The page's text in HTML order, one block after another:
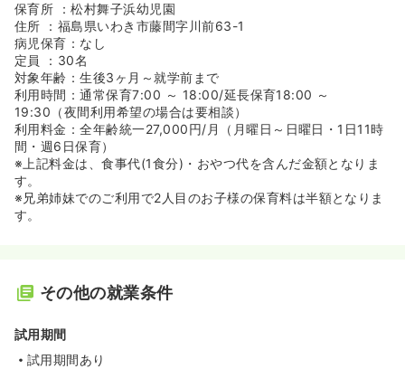
保育所 ：松村舞子浜幼児園
住所 ：福島県いわき市藤間字川前63-1
病児保育：なし
定員 ：30名
対象年齢：生後3ヶ月～就学前まで
利用時間：通常保育7:00 ～ 18:00/延長保育18:00 ～
19:30（夜間利用希望の場合は要相談）
利用料金：全年齢統一27,000円/月（月曜日～日曜日・1日11時
間・週6日保育）
※上記料金は、食事代(1食分)・おやつ代を含んだ金額となりま
す。
※兄弟姉妹でのご利用で2人目のお子様の保育料は半額となりま
す。
その他の就業条件
試用期間
試用期間あり